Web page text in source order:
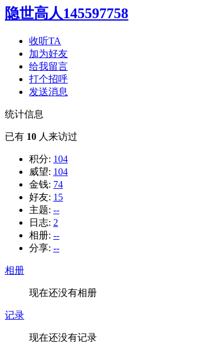
隐世高人145597758
收听TA
加为好友
给我留言
打个招呼
发送消息
统计信息
已有 10 人来访过
积分: 104
威望: 104
金钱: 74
好友: 15
主题: --
日志: 2
相册: --
分享: --
相册
现在还没有相册
记录
现在还没有记录